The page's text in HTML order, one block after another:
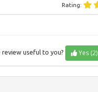
Rating:
useful to you? Yes (2)